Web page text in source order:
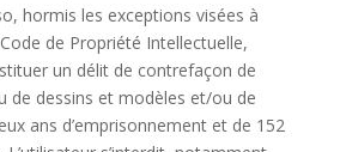
hormis les exceptions visées à
de Propriété Intellectuelle,
un délit de contrefaçon de
de dessins et modèles et/ou de
ans d’emprisonnement et de 152